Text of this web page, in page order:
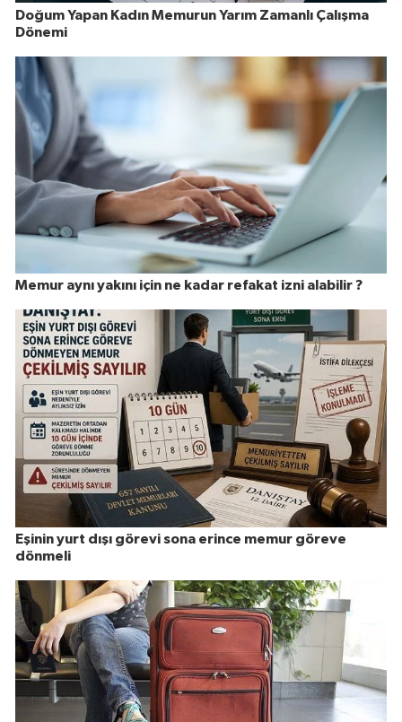
Doğum Yapan Kadın Memurun Yarım Zamanlı Çalışma
Dönemi
Memur aynı yakını için ne kadar refakat izni alabilir ?
Eşinin yurt dışı görevi sona erince memur göreve
dönmeli